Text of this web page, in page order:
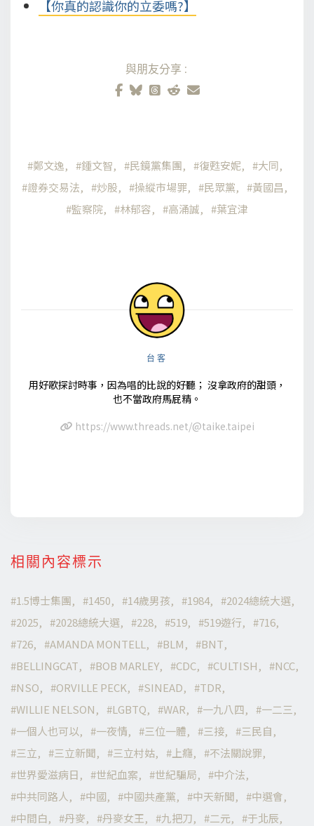
【你真的認識你的立委嗎?】
與朋友分享:
鄭文逸 鍾文智 民鏡黨集團 復甦安妮
大同
證券交易法
炒股 操縱市場罪 民眾黨
黃國昌
監察院
林郁容 高涌誠 葉宜津
台客
用好歌探討時事，因為唱的比說的好聽； 沒拿政府的甜頭，
也不當政府馬屁精。
https://www.threads.net/@taike.taipei
相關內容標示
1.5博士集團 1450 14歲男孩 1984
2024總統大選
2025
2028總統大選 228 519 519遊行
716
726
AMANDA MONTELL BLM
BNT
BELLINGCAT
BOB MARLEY CDC CULTISH
NCC
NSO
ORVILLE PECK SINEAD
TDR
WILLIE NELSON
LGBTQ WAR 一九八四
一二三
一個人也可以
一夜情 三位一體 三接
三民自
三立
三立新聞 三立村姑 上癮
不法關說罪
世界愛滋病日
世紀血案 世紀騙局
中介法
中共同路人
中國 中國共產黨 中天新聞
中選會
中間白
丹麥 丹麥女王 九把刀 二元
于北辰